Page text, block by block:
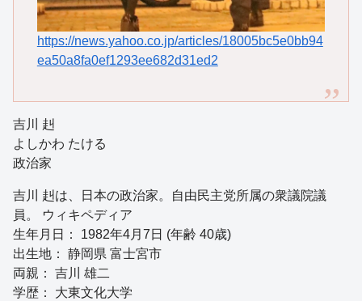
https://news.yahoo.co.jp/articles/18005bc5e0bb94
ea50a8fa0ef1293ee682d31ed2
吉川 赳
よしかわ たける
政治家
吉川 赳は、日本の政治家。自由民主党所属の衆議院議
員。 ウィキペディア
生年月日： 1982年4月7日 (年齢 40歳)
出生地： 静岡県 富士宮市
両親： 吉川 雄二
学歴： 大東文化大学